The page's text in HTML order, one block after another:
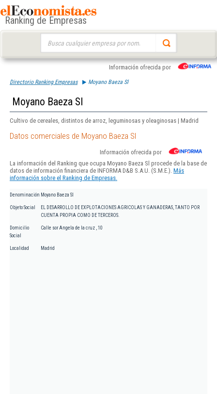
Ranking de Empresas
Información ofrecida por
Directorio Ranking Empresas Moyano Baeza Sl
Moyano Baeza Sl
Cultivo de cereales, distintos de arroz, leguminosas y oleaginosas | Madrid
Datos comerciales de Moyano Baeza Sl
Información ofrecida por
La información del Ranking que ocupa Moyano Baeza Sl procede de la base de
datos de información financiera de INFORMA D&B S.A.U. (S.M.E.). Más
información sobre el Ranking de Empresas.
Denominación Moyano Baeza Sl
Objeto Social
EL DESARROLLO DE EXPLOTACIONES AGRICOLAS Y GANADERAS, TANTO POR
CUENTA PROPIA COMO DE TERCEROS.
Domicilio
Social
Calle sor Angela de la cruz , 10
Localidad Madrid